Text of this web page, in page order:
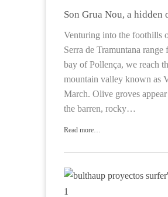
Son Grua Nou, a hidden
Venturing into the foothills
Serra de Tramuntana range
bay of Pollença, we reach
mountain valley known as
March. Olive groves
the barren, rocky…
Read more…